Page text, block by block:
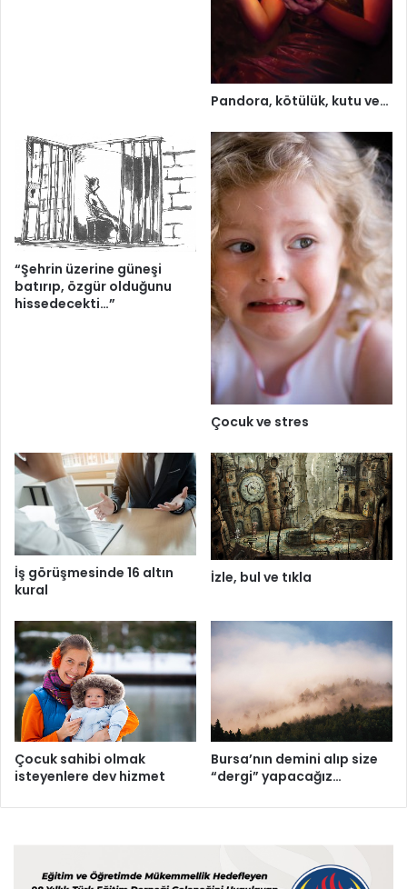
Pandora, kötülük, kutu ve…
“Şehrin üzerine güneşi
batırıp, özgür olduğunu
hissedecekti…”
Çocuk ve stres
İş görüşmesinde 16 altın
kural
İzle, bul ve tıkla
Çocuk sahibi olmak
isteyenlere dev hizmet
Bursa’nın demini alıp size
“dergi” yapacağız…